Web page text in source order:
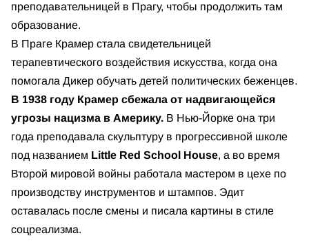
преподавательницей в Прагу, чтобы продолжить там
образование.
В Праге Крамер стала свидетельницей
терапевтического воздействия искусства, когда она
помогала Дикер обучать детей политических беженцев.
В 1938 году Крамер сбежала от надвигающейся
угрозы нацизма в Америку. В Нью-Йорке она три
года преподавала скульптуру в прогрессивной школе
под названием Little Red School House, а во время
Второй мировой войны работала мастером в цехе по
производству инструментов и штампов. Эдит
оставалась после смены и писала картины в стиле
соцреализма.